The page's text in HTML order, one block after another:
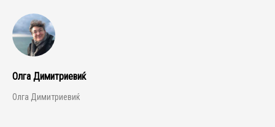
Олга Димитриевиќ
Олга Димитриевиќ